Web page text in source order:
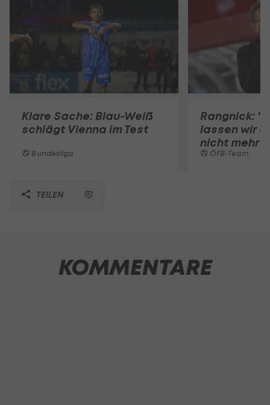
Klare Sache: Blau-Weiß
schlägt Vienna im Test
Bundesliga
Rangnick:
lassen wir
nicht mehr
ÖFB-Team
TEILEN
KOMMENTARE